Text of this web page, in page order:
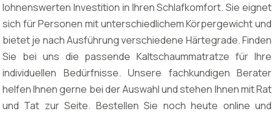
lohnenswerten Investition in Ihren Schlafkomfort. Sie eignet
sich für Personen mit unterschiedlichem Körpergewicht und
bietet je nach Ausführung verschiedene Härtegrade. Finden
Sie bei uns die passende Kaltschaummatratze für Ihre
individuellen Bedürfnisse. Unsere fachkundigen Berater
helfen Ihnen gerne bei der Auswahl und stehen Ihnen mit Rat
und Tat zur Seite. Bestellen Sie noch heute online und